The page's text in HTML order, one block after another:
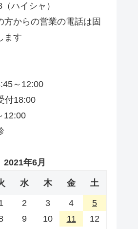
ハイシャ）
からの営業の電話は固
ます
～12:00
付18:00
12:00
2021年6月
水 木 金 土
2 3 4
5
9 10 11
12